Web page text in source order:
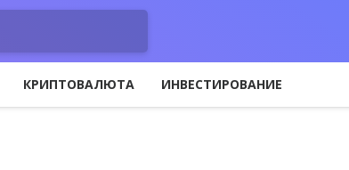
КРИПТОВАЛЮТА ИНВЕСТИРОВАНИЕ